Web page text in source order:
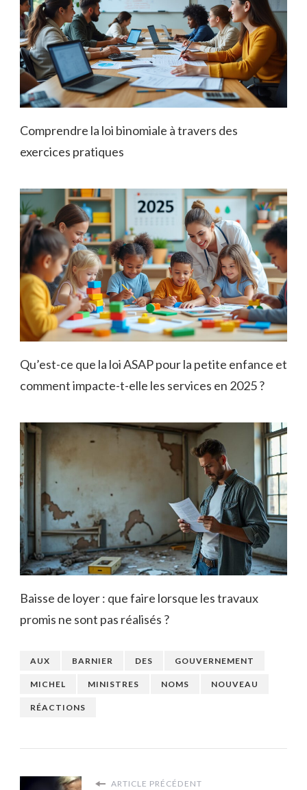
Comprendre la loi binomiale à travers des
exercices pratiques
Qu’est-ce que la loi ASAP pour la petite enfance et
comment impacte-t-elle les services en 2025 ?
Baisse de loyer : que faire lorsque les travaux
promis ne sont pas réalisés ?
AUX BARNIER DES GOUVERNEMENT
MICHEL MINISTRES NOMS NOUVEAU
RÉACTIONS
ARTICLE PRÉCÉDENT